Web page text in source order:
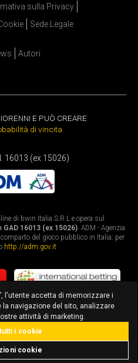
sulla Privacy
Sede Legale
Autori
E PUÒ CREARE
di vincita
16013 (ex 15026)
di bwin Italia S.R.L e opera sul
16013 (ex 15026). ADM - Agenzia
comparto del gioco pubblico in Italia: per
http://adm.gov.it
scarica l'app
l'utente accetta di memorizzare i
navigazione del sito, analizzare
attività di marketing.
cookie
i cookie